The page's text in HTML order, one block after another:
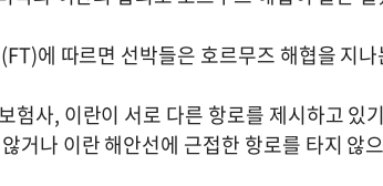
에 따르면 선박들은 호르무즈 해협을 지
험사, 이란이 서로 다른 항로를 제시하고 있
거나 이란 해안선에 근접한 항로를 타지 않